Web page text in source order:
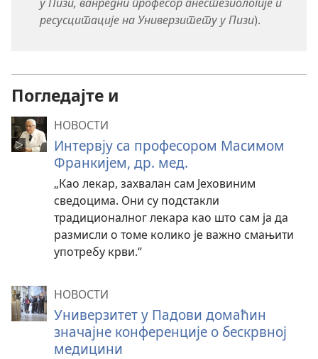
ресусцитације на Универзитету у Пизи).
Погледајте и
НОВОСТИ
Интервју са професором Масимом
Франкијем, др. мед.
„Као лекар, захвалан сам Јеховиним
сведоцима. Они су подстакли
традиционалног лекара као што сам ја да
размисли о томе колико је важно смањити
употребу крви.“
НОВОСТИ
Универзитет у Падови домаћин
значајне конференције о бескрвној
медицини